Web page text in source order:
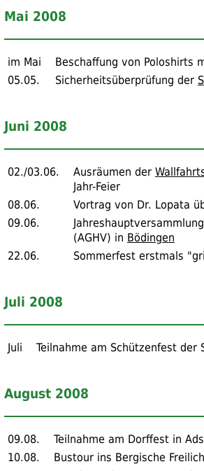
Mai 2008
im Mai
Beschaffung von Poloshirts
05.05.
Sicherheitsüberprüfung der
Juni 2008
02./03.06. Ausräumen der
Jahr-Feier
08.06.
Vortrag von Dr. Lopata
09.06.
(AGHV) in Bödingen
22.06.
Sommerfest erstmals
Juli 2008
Juli Teilnahme am Schützenfest der
August 2008
09.08.
Teilnahme am Dorffest in
10.08.
Bustour ins Bergische